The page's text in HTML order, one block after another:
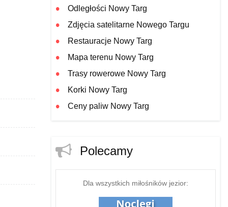
Odległości Nowy Targ
Zdjęcia satelitarne Nowego Targu
Restauracje Nowy Targ
Mapa terenu Nowy Targ
Trasy rowerowe Nowy Targ
Korki Nowy Targ
Ceny paliw Nowy Targ
Polecamy
Dla wszystkich miłośników jezior: